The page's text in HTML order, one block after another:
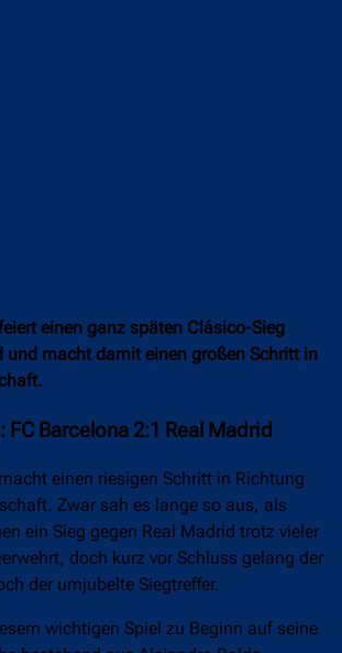
einen ganz späten Clásico-Sieg
und macht damit einen großen Schritt in
FC Barcelona 2:1 Real Madrid
einen riesigen Schritt in Richtung
Zwar sah es lange so aus, als
ein Sieg gegen Real Madrid trotz vieler
doch kurz vor Schluss gelang der
der umjubelte Siegtreffer.
wichtigen Spiel zu Beginn auf seine